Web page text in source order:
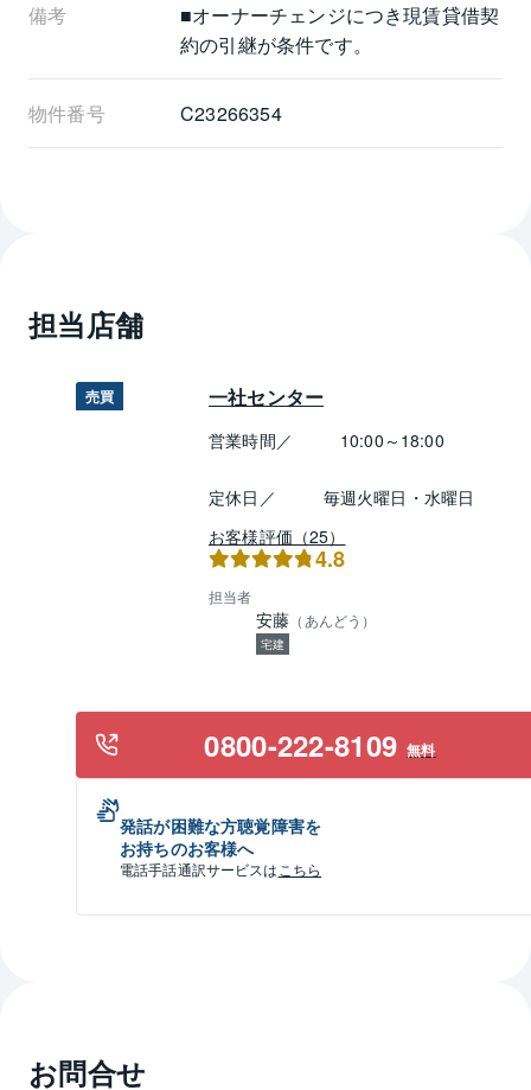
備考
■オーナーチェンジにつき現賃貸借契
約の引継が条件です。
物件番号 C23266354
担当店舗
売買 一社センター
営業時間／ 10:00～18:00
定休日／
毎週火曜日・水曜日
お客様評価（25）
4.8
担当者
安藤 （ あんどう ）
宅建
0800-222-8109 無料
発話が困難な方聴覚障害を
お持ちのお客様へ
電話手話通訳サービスは こちら
お問合せ